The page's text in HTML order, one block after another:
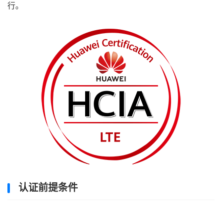
行。
认证前提条件